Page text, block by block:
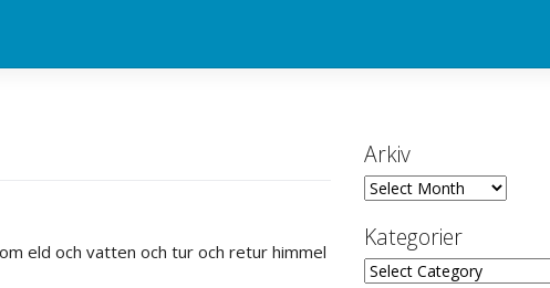
eld och vatten och tur och retur himmel
Arkiv
Arkiv
Kategorier
Kategorier